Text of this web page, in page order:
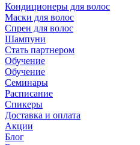
Кондиционеры для волос
Маски для волос
Спреи для волос
Шампуни
Стать партнером
Обучение
Обучение
Семинары
Расписание
Спикеры
Доставка и оплата
Акции
Блог